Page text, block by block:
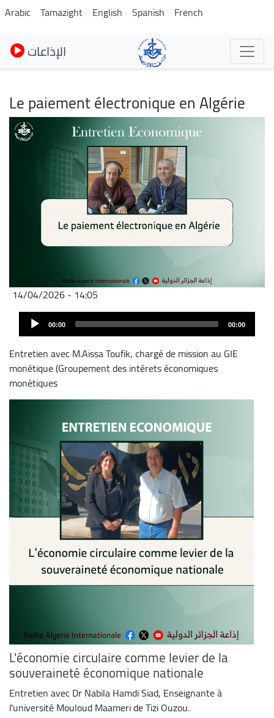
Pasar
al
contenido
principal
Arabic Tamazight English Spanish French
الإذاعات
Le paiement électronique en Algérie
Imagen
14/04/2026 - 14:05
Archivo
audio
Audio
Player 00:00 00:00
Entretien avec M.Aissa Toufik, chargé de mission au GIE
monétique (Groupement des intérets économiques
monétiques
L'économie circulaire comme levier de la
souveraineté économique nationale
Entretien avec Dr Nabila Hamdi Siad, Enseignante à
l'université Mouloud Maameri de Tizi Ouzou.